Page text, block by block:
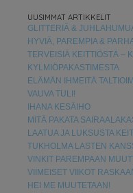
UUSIMMAT ARTIKKELIT
GLITTERIÄ &
HYVIÄ, PAREMPIA &
TERVEISIÄ KEITTIÖSTÄ –
KYLMIÖPAKASTIMESTA
ELÄMÄN IHMEITÄ
VAUVA TULI!
IHANA KESÄIHO
MITÄ PAKATA
LAATUA JA LUKSUSTA
TUKHOLMA LASTEN
VINKIT PAREMPAAN
VIIMEISET VIIKOT
HEI ME MUUTETAAN!